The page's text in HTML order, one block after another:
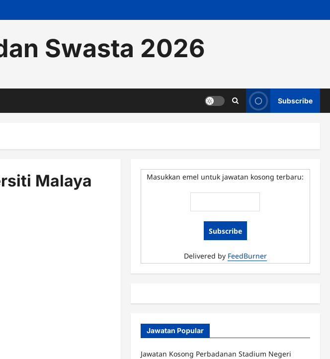
Swasta 2026
Subscribe
Malaya Masukkan emel untuk jawatan kosong terbaru:
Delivered by FeedBurner
Jawatan Popular
Jawatan Kosong Perbadanan Stadium Negeri